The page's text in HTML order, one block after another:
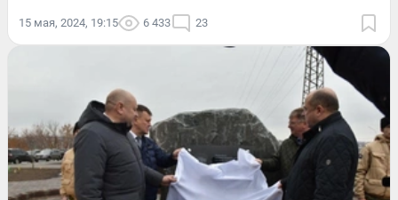
15 мая, 2024, 19:15 6 433 23